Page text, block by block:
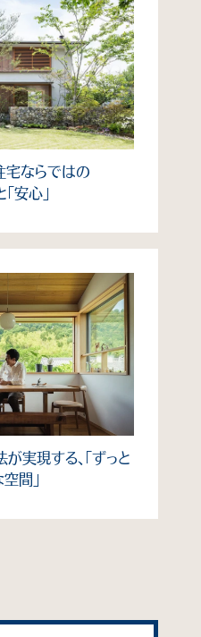
宅ならではの
「安心」
が実現する、「ずっと
間」